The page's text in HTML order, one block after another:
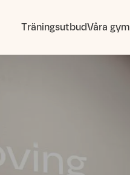
TräningsutbudVåra gym